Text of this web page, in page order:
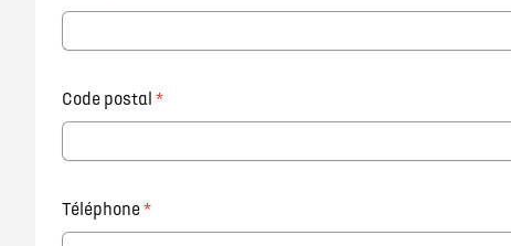
Code postal *
Téléphone*